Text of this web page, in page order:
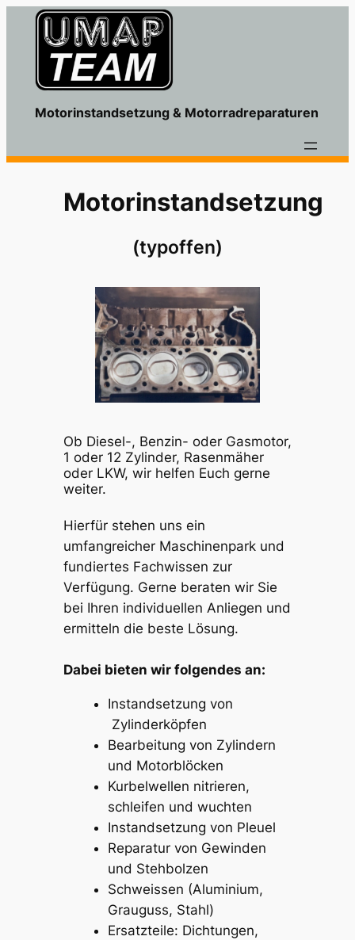
Motorinstandsetzung & Motorradreparaturen
Motorinstandsetzung
(typoffen)
Ob Diesel-, Benzin- oder Gasmotor,
1 oder 12 Zylinder, Rasenmäher
oder LKW, wir helfen Euch gerne
weiter.
Hierfür stehen uns ein
umfangreicher Maschinenpark und
fundiertes Fachwissen zur
Verfügung. Gerne beraten wir Sie
bei Ihren individuellen Anliegen und
ermitteln die beste Lösung.
Dabei bieten wir folgendes an:
Instandsetzung von
Zylinderköpfen
Bearbeitung von Zylindern
und Motorblöcken
Kurbelwellen nitrieren,
schleifen und wuchten
Instandsetzung von Pleuel
Reparatur von Gewinden
und Stehbolzen
Schweissen (Aluminium,
Grauguss, Stahl)
Ersatzteile: Dichtungen,